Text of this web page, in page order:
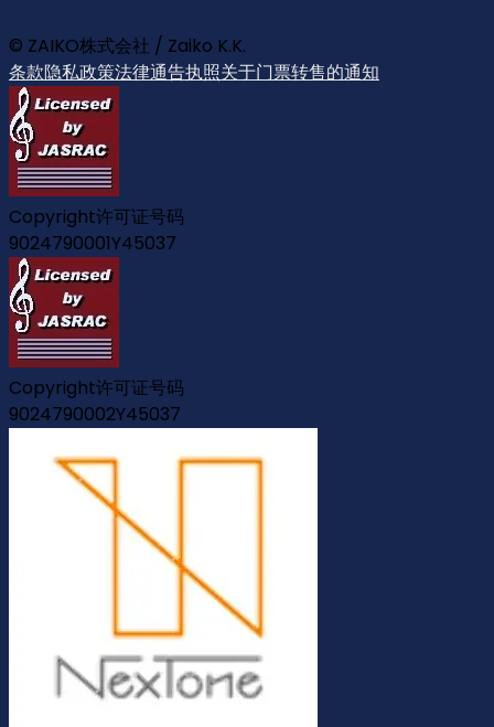
© ZAIKO株式会社 / Zaiko K.K.
条款隐私政策法律通告执照关于门票转售的通知
Copyright许可证号码
9024790001Y45037
Copyright许可证号码
9024790002Y45037